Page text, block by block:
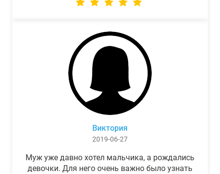
Виктория
2019-06-27
Муж уже давно хотел мальчика, а рождались
девочки. Для него очень важно было узнать